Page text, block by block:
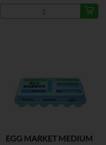
EGG MARKET MEDIUM